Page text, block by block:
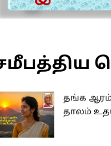
தங்க
தாலம்